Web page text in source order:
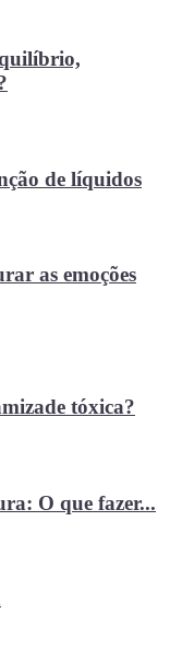
de líquidos
as emoções
tóxica?
O que fazer...